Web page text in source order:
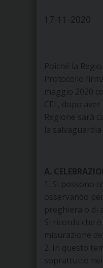
17-11-2020
Poiché la
Protocollo
maggio 2020
CEI., dopo
Regione sarà
la salvaguardia
A.
1. Si possono
osservando
preghiera o di
Si ricorda che
misurazione
2. In questo
soprattutto nei